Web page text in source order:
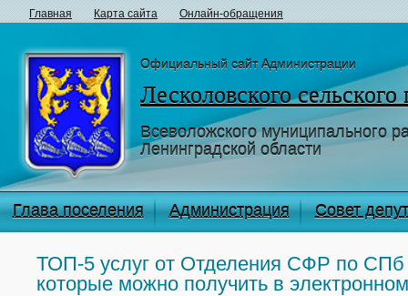
Главная Карта сайта Онлайн-обращения
Официальный сайт Администрации
Лесколовского
Всеволожского муниципального
Ленинградской области
Глава поселения Администрация Совет
ТОП-5 услуг от Отделения СФР по
которые можно получить в